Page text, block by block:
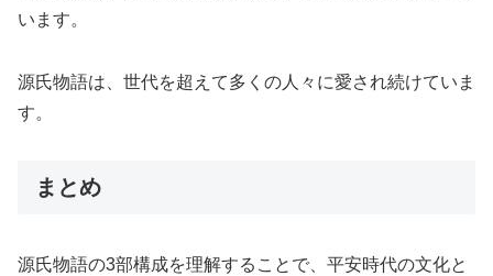
います。
源氏物語は、世代を超えて多くの人々に愛され続けていま
す。
まとめ
源氏物語の3部構成を理解することで、平安時代の文化と